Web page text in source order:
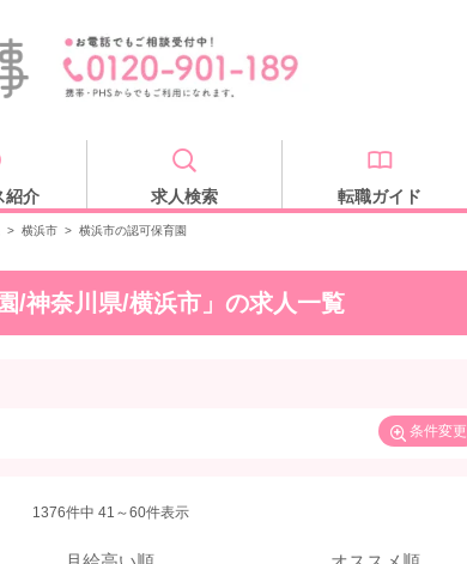
紹介 求人検索 転職ガイド
> 横浜市 > 横浜市の認可保育園
/神奈川県/横浜市」の求人一覧
条件変更
1376件中 41～60件表示